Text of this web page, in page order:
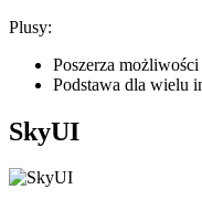
Plusy:
Poszerza
Podstawa dla wielu
SkyUI